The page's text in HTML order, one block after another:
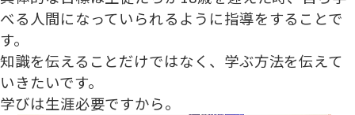
べる人間になっていられるように指導をすることで
す。
知識を伝えることだけではなく、学ぶ方法を伝えて
いきたいです。
学びは生涯必要ですから。